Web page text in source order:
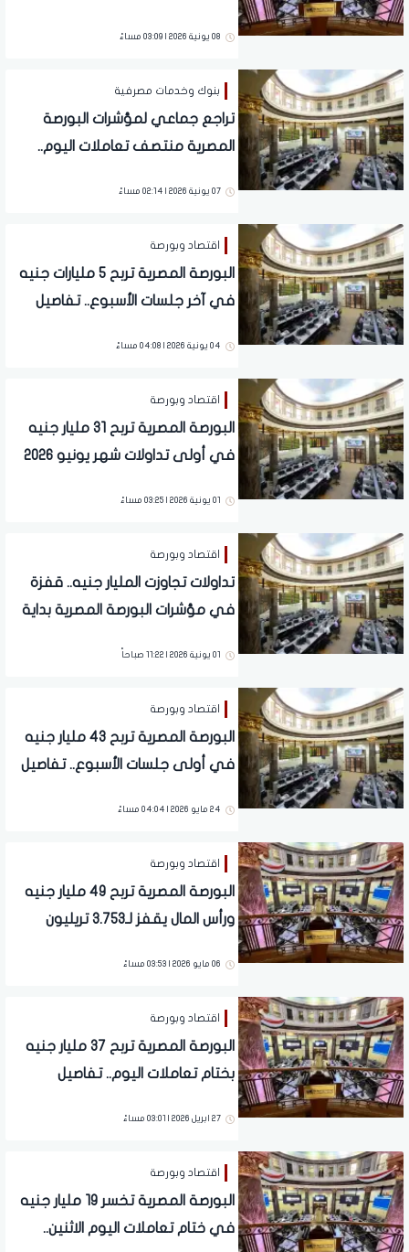
08 يونية 2026 | 03:09 مساءً
بنوك وخدمات مصرفية
تراجع جماعي لمؤشرات البورصة
المصرية منتصف تعاملات اليوم..
07 يونية 2026 | 02:14 مساءً
اقتصاد وبورصة
البورصة المصرية تربح 5 مليارات جنيه
في آخر جلسات الأسبوع.. تفاصيل
04 يونية 2026 | 04:08 مساءً
اقتصاد وبورصة
البورصة المصرية تربح 31 مليار جنيه
في أولى تداولات شهر يونيو 2026
01 يونية 2026 | 03:25 مساءً
اقتصاد وبورصة
تداولات تجاوزت المليار جنيه.. قفزة
في مؤشرات البورصة المصرية بداية
01 يونية 2026 | 11:22 صباحاً
اقتصاد وبورصة
البورصة المصرية تربح 43 مليار جنيه
في أولى جلسات الأسبوع.. تفاصيل
24 مايو 2026 | 04:04 مساءً
اقتصاد وبورصة
البورصة المصرية تربح 49 مليار جنيه
ورأس المال يقفز لـ3.753 تريليون
06 مايو 2026 | 03:53 مساءً
اقتصاد وبورصة
البورصة المصرية تربح 37 مليار جنيه
بختام تعاملات اليوم.. تفاصيل
27 ابريل 2026 | 03:01 مساءً
اقتصاد وبورصة
البورصة المصرية تخسر 19 مليار جنيه
في ختام تعاملات اليوم الاثنين..